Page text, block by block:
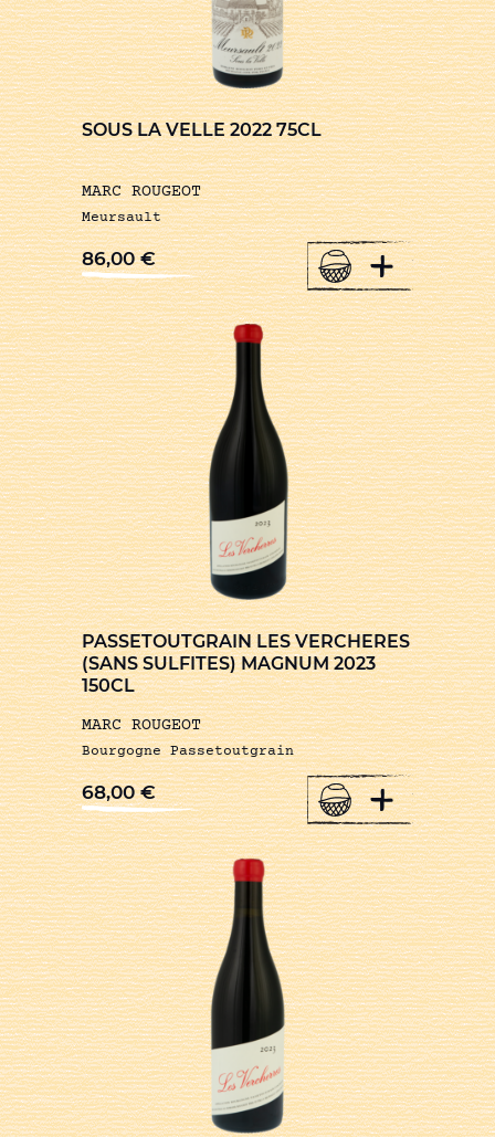
SOUS LA VELLE 2022 75CL
MARC ROUGEOT
Meursault
86,00€ +
PASSETOUTGRAIN LES VERCHERES
(SANS SULFITES) MAGNUM 2023
150CL
MARC ROUGEOT
Bourgogne Passetoutgrain
68,00€ +